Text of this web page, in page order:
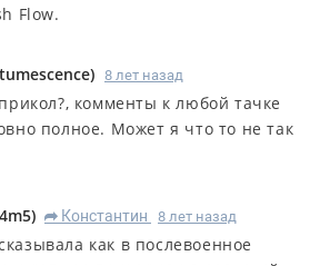
Flow.
) 8 лет назад
комменты к любой тачке
полное. Может я что то не так
) R Константин 8 лет назад
как в послевоенное